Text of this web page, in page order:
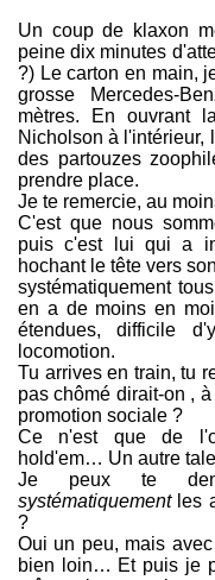
Un coup de klaxon
peine dix minutes
?) Le carton en main,
grosse Mercedes-
mètres. En ouvrant
Nicholson à l'intérieur,
des partouzes
prendre place.
Je te remercie, au
C'est que nous
puis c'est lui qui a
hochant le tête vers
systématiquement
en a de moins en
étendues, difficile
locomotion.
Tu arrives en train, tu
pas chômé dirait-on ,
promotion sociale ?
Ce n'est que de
hold'em… Un autre
Je peux te
systématiquementles
?
Oui un peu, mais
bien loin… Et puis je